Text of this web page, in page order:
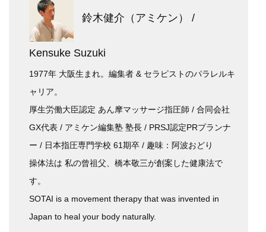
鈴木健介（アミケン） /
Kensuke Suzuki
1977年 大阪生まれ。編集者 & セラピストのパラレルキ
ャリア。
厚生労働大臣認定 あん摩マッサージ指圧師 / 合同会社
GX代表 / アミケン編集塾 塾長 / PRSJ認定PRプランナ
ー / 日本指圧専門学校 61期卒 / 趣味：阿波おどり
操体法は 私の曾祖父、橋本敬三が創案した健康法で
す。
SOTAI is a movement therapy that was invented in
Japan to heal your body naturally.